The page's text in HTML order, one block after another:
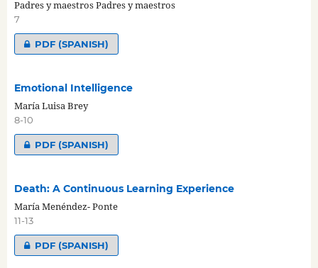
Padres y maestros Padres y maestros
7
PDF (SPANISH)
Emotional Intelligence
María Luisa Brey
8-10
PDF (SPANISH)
Death: A Continuous Learning Experience
María Menéndez- Ponte
11-13
PDF (SPANISH)